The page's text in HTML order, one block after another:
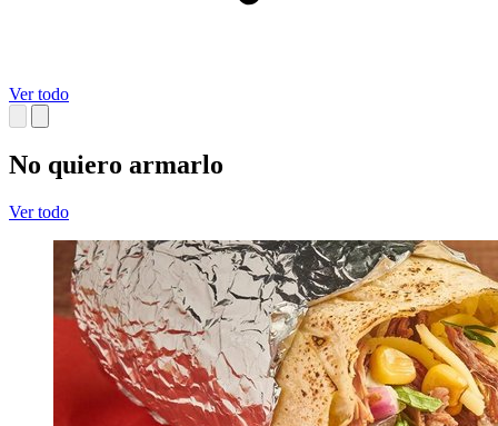
Ver todo
No quiero armarlo
Ver todo